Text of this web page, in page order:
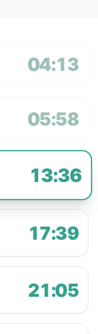
04:13
05:58
13:36
17:39
21:05